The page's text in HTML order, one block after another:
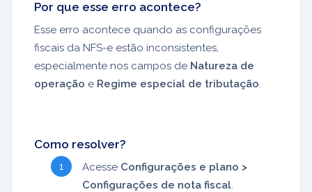
Por que esse erro acontece?
Esse erro acontece quando as configurações
fiscais da NFS-e estão inconsistentes,
especialmente nos campos de Natureza de
operação e Regime especial de tributação
Como resolver?
Acesse Configurações e plano >
Configurações de nota fiscal